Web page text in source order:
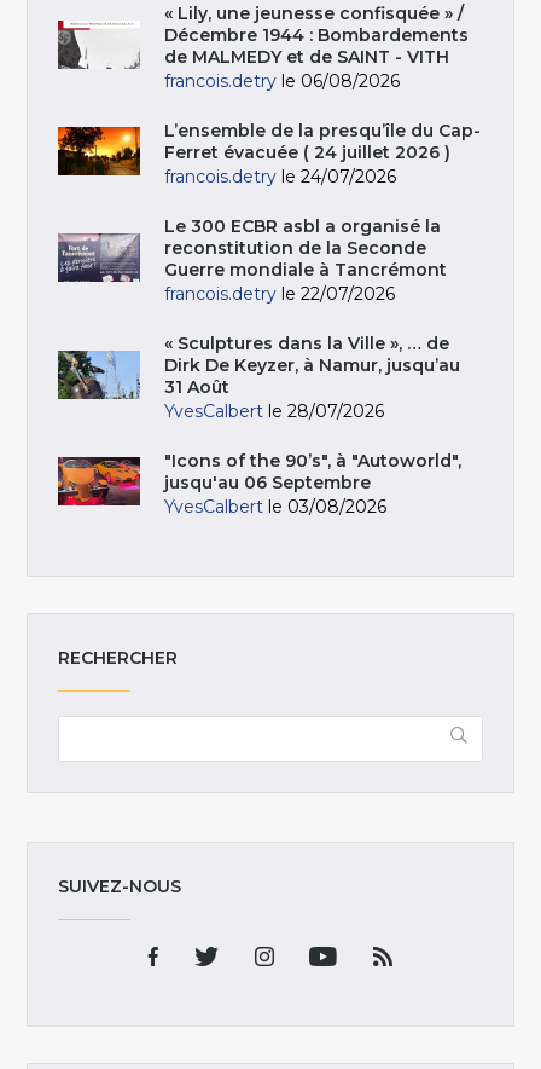
« Lily, une jeunesse confisquée » /
Décembre 1944 : Bombardements
de MALMEDY et de SAINT - VITH
francois.detry le 06/08/2026
L’ensemble de la presqu’île du Cap-
Ferret évacuée ( 24 juillet 2026 )
francois.detry le 24/07/2026
Le 300 ECBR asbl a organisé la
reconstitution de la Seconde
Guerre mondiale à Tancrémont
francois.detry le 22/07/2026
« Sculptures dans la Ville », … de
Dirk De Keyzer, à Namur, jusqu’au
31 Août
YvesCalbert le 28/07/2026
"Icons of the 90’s", à "Autoworld",
jusqu'au 06 Septembre
YvesCalbert le 03/08/2026
RECHERCHER
SUIVEZ-NOUS